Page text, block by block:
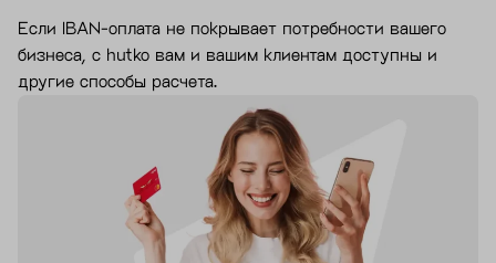
Если IBAN-оплата не покрывает потребности вашего
бизнеса, с hutko вам и вашим клиентам доступны и
другие способы расчета.